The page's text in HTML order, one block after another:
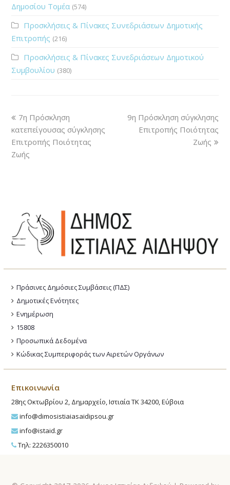
Δημοσίου Τομέα (574)
Προσκλήσεις & Πίνακες Συνεδριάσεων Δημοτικής
Επιτροπής (216)
Προσκλήσεις & Πίνακες Συνεδριάσεων Δημοτικού
Συμβουλίου (380)
7η Πρόσκληση
κατεπείγουσας σύγκλησης
Επιτροπής Ποιότητας
Ζωής
9η Πρόσκληση σύγκλησης
Επιτροπής Ποιότητας
Ζωής
Πράσινες Δημόσιες Συμβάσεις (ΠΔΣ)
Δημοτικές Ενότητες
Ενημέρωση
15808
Προσωπικά Δεδομένα
Κώδικας Συμπεριφοράς των Αιρετών Οργάνων
Επικοινωνία
28ης Οκτωβρίου 2, Δημαρχείο, Ιστιαία ΤΚ 34200, Εύβοια
info@dimosistiaiasaidipsou.gr
info@istaid.gr
Τηλ: 2226350010